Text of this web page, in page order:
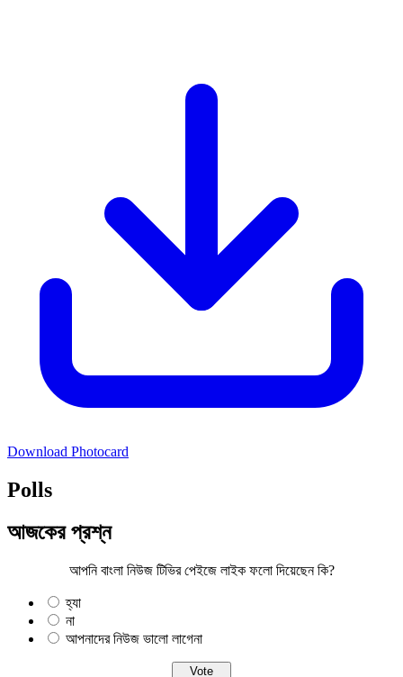
Download Photocard
Polls
আজকের প্রশ্ন
আপনি বাংলা নিউজ টিভির পেইজে লাইক ফলো দিয়েছেন কি?
হ্যা
না
আপনাদের নিউজ ভালো লাগেনা